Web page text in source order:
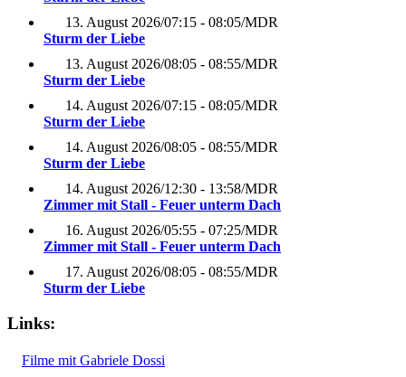
13. August 2026/07:15 - 08:05/MDR
Sturm der Liebe
13. August 2026/08:05 - 08:55/MDR
Sturm der Liebe
14. August 2026/07:15 - 08:05/MDR
Sturm der Liebe
14. August 2026/08:05 - 08:55/MDR
Sturm der Liebe
14. August 2026/12:30 - 13:58/MDR
Zimmer mit Stall - Feuer unterm Dach
16. August 2026/05:55 - 07:25/MDR
Zimmer mit Stall - Feuer unterm Dach
17. August 2026/08:05 - 08:55/MDR
Sturm der Liebe
Links:
Filme mit Gabriele Dossi